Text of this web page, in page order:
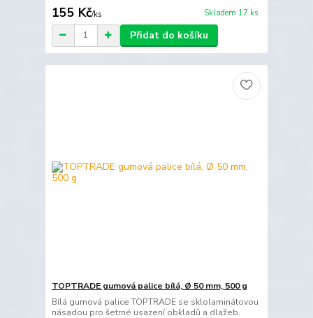
155 Kč/ks Skladem 17 ks
Přidat do košíku
TOPTRADE gumová palice bílá, Ø 50 mm, 500 g
Bílá gumová palice TOPTRADE se sklolaminátovou
násadou pro šetrné usazení obkladů a dlažeb.